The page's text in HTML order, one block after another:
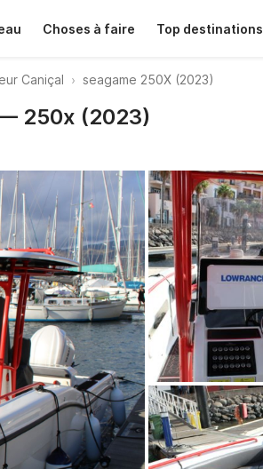
Choses à faire Top destinations
Caniçal seagame 250X (2023)
250x (2023)